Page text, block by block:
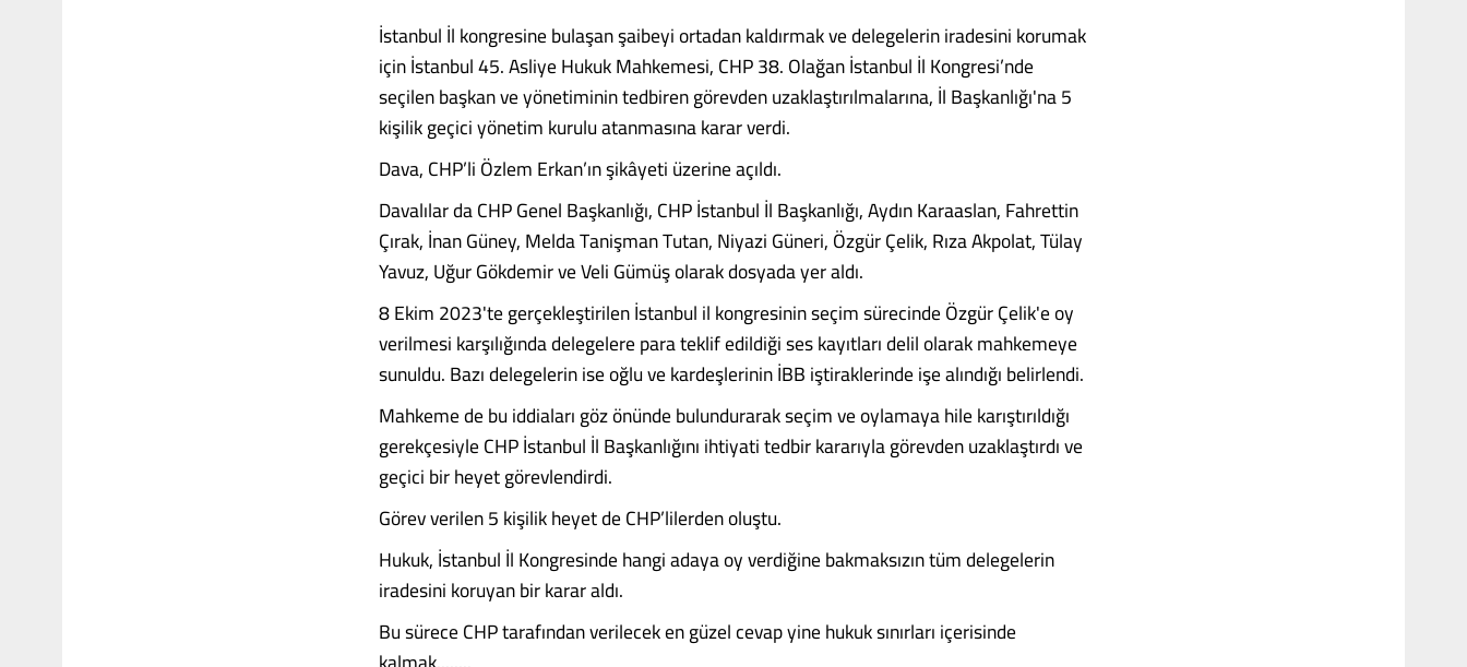
İstanbul İl kongresine bulaşan şaibeyi ortadan kaldırmak ve delegelerin iradesini korumak
için İstanbul 45. Asliye Hukuk Mahkemesi, CHP 38. Olağan İstanbul İl Kongresi’nde
seçilen başkan ve yönetiminin tedbiren görevden uzaklaştırılmalarına, İl Başkanlığı'na 5
kişilik geçici yönetim kurulu atanmasına karar verdi.
Dava, CHP’li Özlem Erkan’ın şikâyeti üzerine açıldı.
Davalılar da CHP Genel Başkanlığı, CHP İstanbul İl Başkanlığı, Aydın Karaaslan, Fahrettin
Çırak, İnan Güney, Melda Tanişman Tutan, Niyazi Güneri, Özgür Çelik, Rıza Akpolat, Tülay
Yavuz, Uğur Gökdemir ve Veli Gümüş olarak dosyada yer aldı.
8 Ekim 2023'te gerçekleştirilen İstanbul il kongresinin seçim sürecinde Özgür Çelik'e oy
verilmesi karşılığında delegelere para teklif edildiği ses kayıtları delil olarak mahkemeye
sunuldu. Bazı delegelerin ise oğlu ve kardeşlerinin İBB iştiraklerinde işe alındığı belirlendi.
Mahkeme de bu iddiaları göz önünde bulundurarak seçim ve oylamaya hile karıştırıldığı
gerekçesiyle CHP İstanbul İl Başkanlığını ihtiyati tedbir kararıyla görevden uzaklaştırdı ve
geçici bir heyet görevlendirdi.
Görev verilen 5 kişilik heyet de CHP’lilerden oluştu.
Hukuk, İstanbul İl Kongresinde hangi adaya oy verdiğine bakmaksızın tüm delegelerin
iradesini koruyan bir karar aldı.
Bu sürece CHP tarafından verilecek en güzel cevap yine hukuk sınırları içerisinde